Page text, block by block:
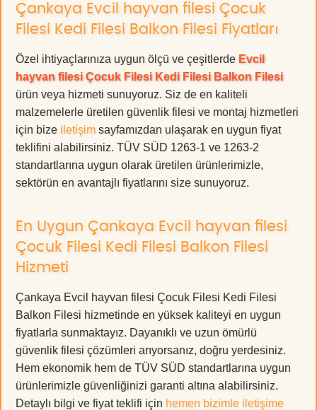
Çankaya Evcil hayvan filesi Çocuk
Filesi Kedi Filesi Balkon Filesi Fiyatları
Özel ihtiyaçlarınıza uygun ölçü ve çeşitlerde Evcil
hayvan filesi Çocuk Filesi Kedi Filesi Balkon Filesi
ürün veya hizmeti sunuyoruz. Siz de en kaliteli
malzemelerle üretilen güvenlik filesi ve montaj hizmetleri
için bize iletişim sayfamızdan ulaşarak en uygun fiyat
teklifini alabilirsiniz. TÜV SÜD 1263-1 ve 1263-2
standartlarına uygun olarak üretilen ürünlerimizle,
sektörün en avantajlı fiyatlarını size sunuyoruz.
En Uygun Çankaya Evcil hayvan filesi
Çocuk Filesi Kedi Filesi Balkon Filesi
Hizmeti
Çankaya Evcil hayvan filesi Çocuk Filesi Kedi Filesi
Balkon Filesi hizmetinde en yüksek kaliteyi en uygun
fiyatlarla sunmaktayız. Dayanıklı ve uzun ömürlü
güvenlik filesi çözümleri arıyorsanız, doğru yerdesiniz.
Hem ekonomik hem de TÜV SÜD standartlarına uygun
ürünlerimizle güvenliğinizi garanti altına alabilirsiniz.
Detaylı bilgi ve fiyat teklifi için hemen bizimle iletişime